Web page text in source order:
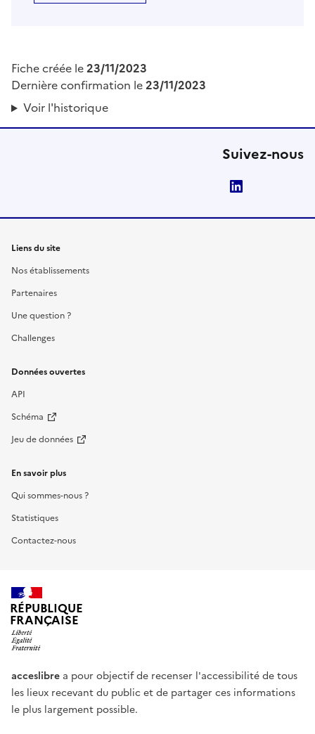
Fiche créée le23/11/2023
Dernière confirmation le23/11/2023
Voir l'historique
Suivez-nous
Liens du site
Nos établissements
Partenaires
Une question ?
Challenges
Données ouvertes
API
Schéma
Jeu de données
En savoir plus
Qui sommes-nous ?
Statistiques
Contactez-nous
RÉPUBLIQUE
FRANÇAISE
acceslibre a pour objectif de recenser l'accessibilité de tous
les lieux recevant du public et de partager ces informations
le plus largement possible.